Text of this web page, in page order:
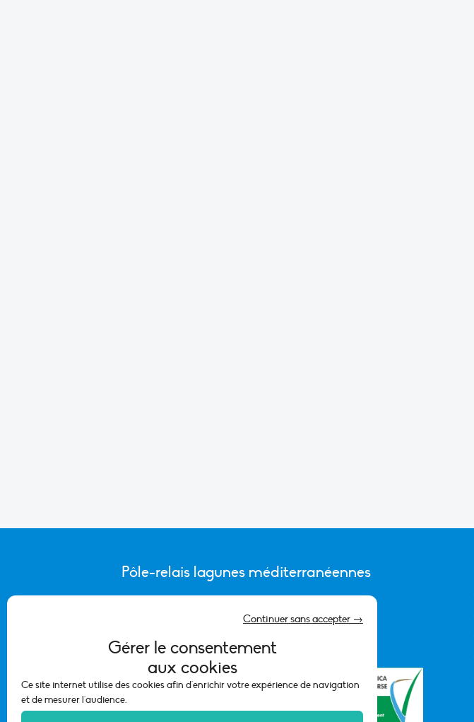
Gérer le consentement
aux cookies
Ce site internet utilise des cookies afin d'enrichir votre expérience de navigation
et de mesurer l'audience.
Continuer sans accepter →
Pôle-relais lagunes méditerranéennes
CONTACTER L’ÉQUIPE DU PÔLE